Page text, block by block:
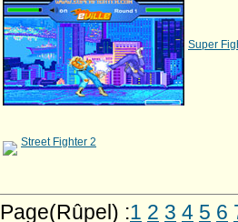
Super
Street Fighter 2
Page(Rûpel) :1 2 3 4 5 6